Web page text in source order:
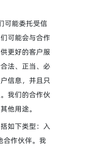
可能委托受信
可能会与合作
更好的客户服
法、正当、必
信息，并且只
我们的合作伙
他用途。
如下类型：入
合作伙伴。我